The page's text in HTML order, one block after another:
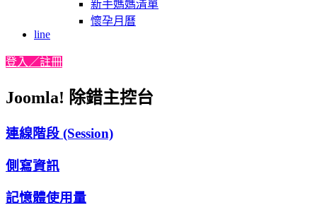
新手媽媽清單
懷孕月曆
line
登入／註冊
Joomla! 除錯主控台
連線階段 (Session)
側寫資訊
記憶體使用量